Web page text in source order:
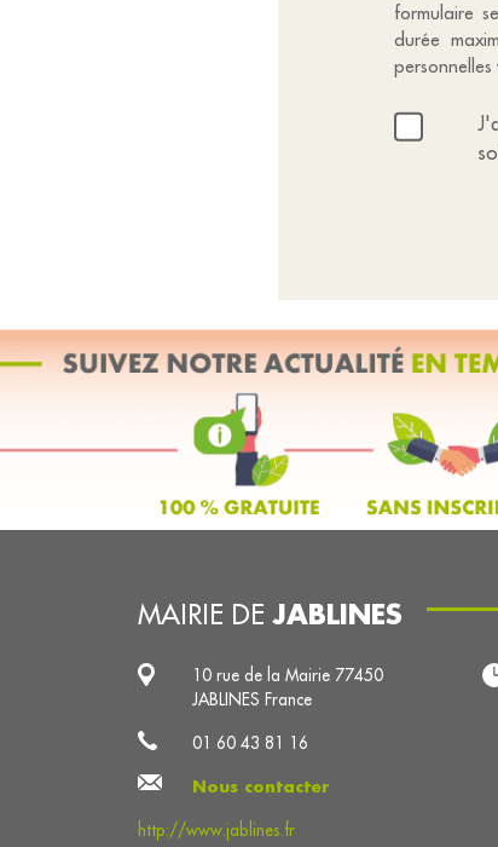
formulaire
durée
MAIRIE DEJABLINES
10 rue de la Mairie 77450
JABLINES France
01 60 43 81 16
Nous contacter
http://www.jablines.fr